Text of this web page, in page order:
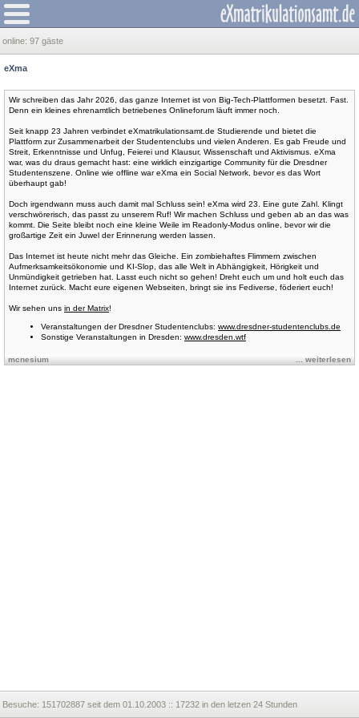
online: 97 gäste
eXma
Wir schreiben das Jahr 2026, das ganze Internet ist von Big-Tech-Plattformen besetzt. Fast.
Denn ein kleines ehrenamtlich betriebenes Onlineforum läuft immer noch.
Seit knapp 23 Jahren verbindet eXmatrikulationsamt.de Studierende und bietet die
Plattform zur Zusammenarbeit der Studentenclubs und vielen Anderen. Es gab Freude und
Streit, Erkenntnisse und Unfug, Feierei und Klausur, Wissenschaft und Aktivismus. eXma
war, was du draus gemacht hast: eine wirklich einzigartige Community für die Dresdner
Studentenszene. Online wie offline war eXma ein Social Network, bevor es das Wort
überhaupt gab!
Doch irgendwann muss auch damit mal Schluss sein! eXma wird 23. Eine gute Zahl. Klingt
verschwörerisch, das passt zu unserem Ruf! Wir machen Schluss und geben ab an das was
kommt. Die Seite bleibt noch eine kleine Weile im Readonly-Modus online, bevor wir die
großartige Zeit ein Juwel der Erinnerung werden lassen.
Das Internet ist heute nicht mehr das Gleiche. Ein zombiehaftes Flimmern zwischen
Aufmerksamkeitsökonomie und KI-Slop, das alle Welt in Abhängigkeit, Hörigkeit und
Unmündigkeit getrieben hat. Lasst euch nicht so gehen! Dreht euch um und holt euch das
Internet zurück. Macht eure eigenen Webseiten, bringt sie ins Fediverse, föderiert euch!
Wir sehen uns in der Matrix!
Veranstaltungen der Dresdner Studentenclubs: www.dresdner-studentenclubs.de
Sonstige Veranstaltungen in Dresden: www.dresden.wtf
mcnesium ... weiterlesen
Besuche: 151702887 seit dem 01.10.2003 :: 17232 in den letzen 24 Stunden